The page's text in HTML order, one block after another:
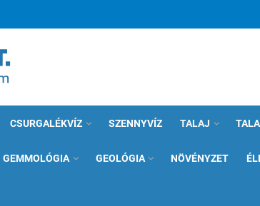
CSURGALÉKVÍZ SZENNYVÍZ TALAJ
GEMMOLÓGIA GEOLÓGIA NÖVÉNYZET